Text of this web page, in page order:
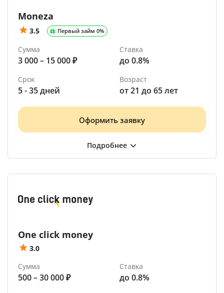
Moneza
3.5 Первый займ 0%
Сумма
3 000 – 15 000 ₽
Ставка
до 0.8%
Срок
5 - 35 дней
Возраст
от 21 до 65 лет
Оформить заявку
One click money
3.0
Сумма
500 – 30 000 ₽
Ставка
до 0.8%